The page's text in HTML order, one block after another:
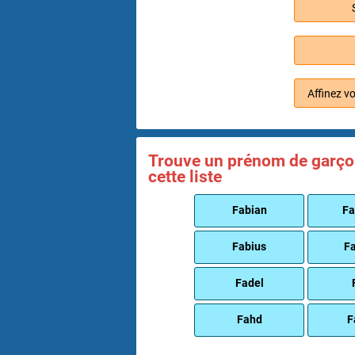
Affinez
Trouve un prénom de
cette liste
Fabian
Fabius
Fadel
Fahd